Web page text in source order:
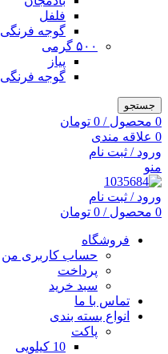
فلفل
گوجه فرنگی
۵۰۰ گرمی
پیاز
گوجه فرنگی
جستجو
0 محصول /
0 تومان
0 علاقه مندی
ورود / ثبت نام
منو
ورود / ثبت نام
0 محصول /
0 تومان
فروشگاه
حساب کاربری من
پرداخت
سبد خرید
تماس با ما
انواع بسته بندی
پاکت
10 کیلویی